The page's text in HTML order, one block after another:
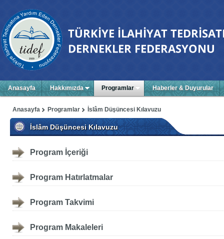
Anasayfa Hakkımızda Programlar Haberler & Duyurular
İslâm Düşüncesi Kılavuzu
Programlar
Anasayfa
İslâm Düşüncesi Kılavuzu
Program İçeriği
Program Hatırlatmalar
Program Takvimi
Program Makaleleri